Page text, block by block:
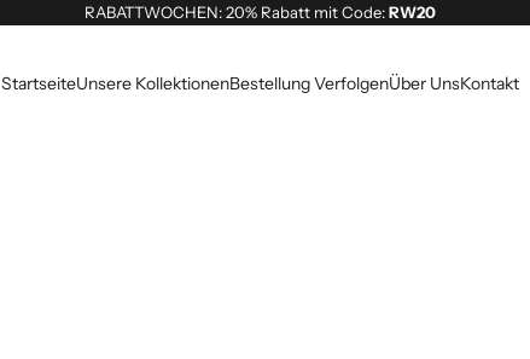
RABATTWOCHEN: 20% Rabatt mit Code:RW20
StartseiteUnsere KollektionenBestellung VerfolgenÜber UnsKontakt